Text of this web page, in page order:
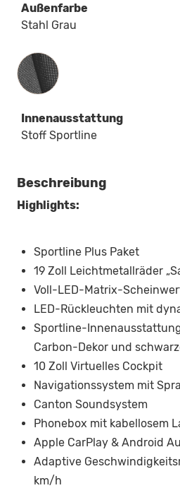
Außenfarbe
Stahl Grau
Innenausstattung
Innenausstattung
Stoff Sportline
Beschreibung
Highlights:
Sportline Plus Paket
19 Zoll Leichtmetallräder
Voll-LED-Matrix-
LED-Rückleuchten mit
Sportline-
Carbon-Dekor und
10 Zoll Virtuelles Cockpit
Navigationssystem mit
Canton Soundsystem
Phonebox mit kabellosem
Apple CarPlay & Android
Adaptive
km/h